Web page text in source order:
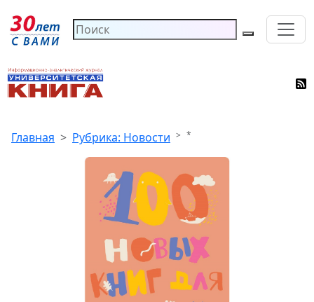
Главная Рубрика: Новости *